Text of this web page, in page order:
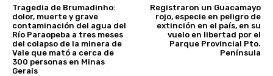
Tragedia de Brumadinho:
dolor, muerte y grave
contaminación del agua del
Río Paraopeba a tres meses
del colapso de la minera de
Vale que mató a cerca de
300 personas en Minas
Gerais
Registraron un Guacamayo
rojo, especie en peligro de
extinción en el país, en su
vuelo en libertad por el
Parque Provincial Pto.
Península